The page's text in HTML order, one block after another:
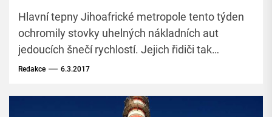
Hlavní tepny Jihoafrické metropole tento týden
ochromily stovky uhelných nákladních aut
jedoucích šnečí rychlostí. Jejich řidiči tak
protestovali proti rozšíření podpory
Redakce 6.3.2017